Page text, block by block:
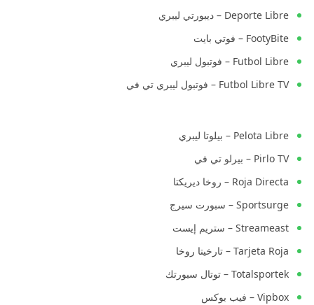
Deporte Libre – ديبورتي ليبري
FootyBite – فوتي بايت
Futbol Libre – فوتبول ليبري
Futbol Libre TV – فوتبول ليبري تي في
Pelota Libre – بيلوتا ليبري
Pirlo TV – بيرلو تي في
Roja Directa – روخا ديريكتا
Sportsurge – سبورت سيرج
Streameast – ستريم إيست
Tarjeta Roja – تارخيتا روخا
Totalsportek – توتال سبورتك
Vipbox – فيب بوكس